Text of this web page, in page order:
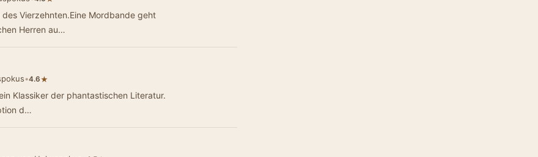
Vierzehnten.Eine Mordbande geht
Herren au…
•4.6★
Klassiker der phantastischen Literatur.
d…